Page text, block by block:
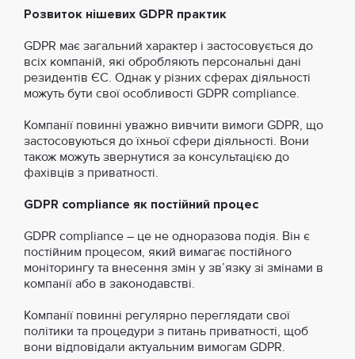
Розвиток нішевих GDPR практик
GDPR має загальний характер і застосовується до
всіх компаній, які обробляють персональні дані
резидентів ЄС. Однак у різних сферах діяльності
можуть бути свої особливості GDPR compliance.
Компанії повинні уважно вивчити вимоги GDPR, що
застосовуються до їхньої сфери діяльності. Вони
також можуть звернутися за консультацією до
фахівців з приватності.
GDPR compliance як постійний процес
GDPR compliance – це не одноразова подія. Він є
постійним процесом, який вимагає постійного
моніторингу та внесення змін у зв’язку зі змінами в
компанії або в законодавстві.
Компанії повинні регулярно переглядати свої
політики та процедури з питань приватності, щоб
вони відповідали актуальним вимогам GDPR.